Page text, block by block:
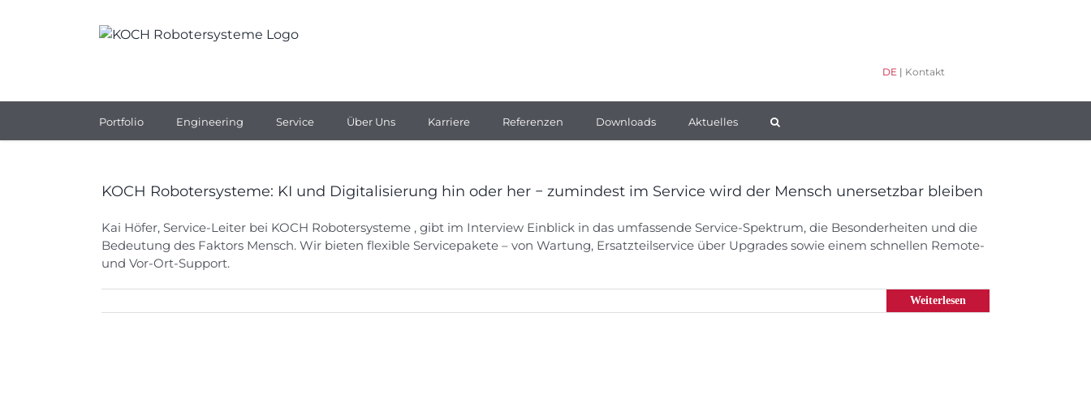
DE | Kontakt
Portfolio Engineering Service Über Uns Karriere Referenzen Downloads Aktuelles
KOCH Robotersysteme: KI und Digitalisierung hin oder her − zumindest im Service wird der Mensch unersetzbar bleiben
Kai Höfer, Service-Leiter bei KOCH Robotersysteme , gibt im Interview Einblick in das umfassende Service-Spektrum, die Besonderheiten und die
Bedeutung des Faktors Mensch. Wir bieten flexible Servicepakete – von Wartung, Ersatzteilservice über Upgrades sowie einem schnellen Remote-
und Vor-Ort-Support.
Weiterlesen